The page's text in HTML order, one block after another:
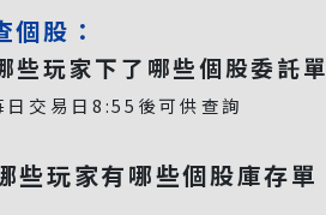
個股：
些玩家下了哪些個股委託單
交易日8:55後可供查詢
些玩家有哪些個股庫存單